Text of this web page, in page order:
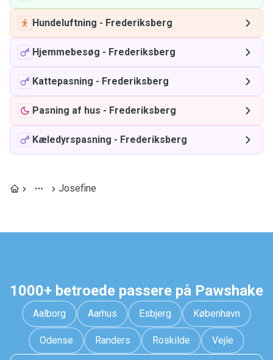
Hundeluftning - Frederiksberg
Hjemmebesøg - Frederiksberg
Kattepasning - Frederiksberg
Pasning af hus - Frederiksberg
Kæledyrspasning - Frederiksberg
Josefine
1000+ betroede passere på Pawshake
Aalborg Aarhus Esbjerg København
Odense Randers Roskilde Vejle